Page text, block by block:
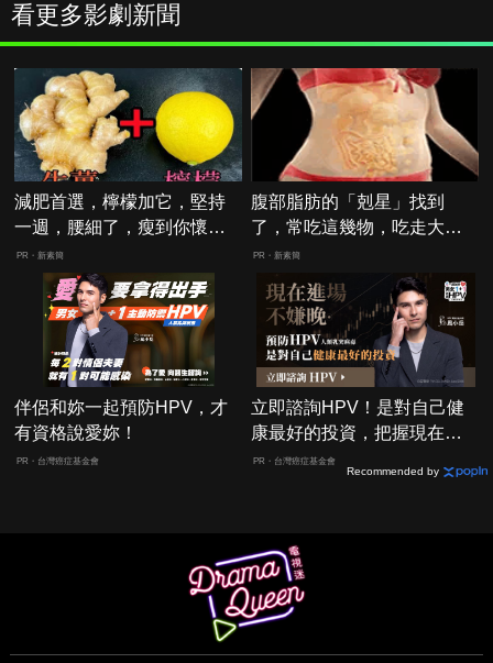
看更多影劇新聞
減肥首選，檸檬加它，堅持
一週，腰細了，瘦到你懷疑
人生
PR・新素簡
腹部脂肪的「剋星」找到
了，常吃這幾物，吃走大肚
囊，瘦出小蠻腰
PR・新素簡
伴侶和妳一起預防HPV，才
有資格說愛妳！
PR・台灣癌症基金會
立即諮詢HPV！是對自己健
康最好的投資，把握現在不
嫌晚！
PR・台灣癌症基金會
Recommended by